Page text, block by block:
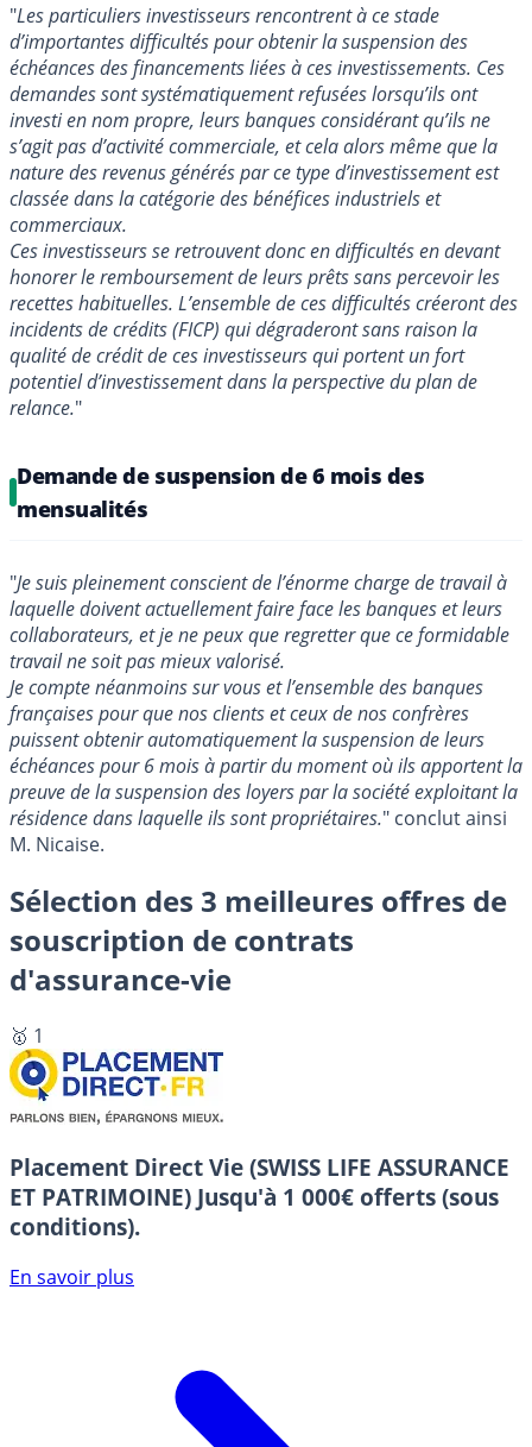
"Les particuliers investisseurs rencontrent à ce stade
d’importantes difficultés pour obtenir la suspension des
échéances des financements liées à ces investissements. Ces
demandes sont systématiquement refusées lorsqu’ils ont
investi en nom propre, leurs banques considérant qu’ils ne
s’agit pas d’activité commerciale, et cela alors même que la
nature des revenus générés par ce type d’investissement est
classée dans la catégorie des bénéfices industriels et
commerciaux.
Ces investisseurs se retrouvent donc en difficultés en devant
honorer le remboursement de leurs prêts sans percevoir les
recettes habituelles. L’ensemble de ces difficultés créeront des
incidents de crédits (FICP) qui dégraderont sans raison la
qualité de crédit de ces investisseurs qui portent un fort
potentiel d’investissement dans la perspective du plan de
relance."
Demande de suspension de 6 mois des
mensualités
"Je suis pleinement conscient de l’énorme charge de travail à
laquelle doivent actuellement faire face les banques et leurs
collaborateurs, et je ne peux que regretter que ce formidable
travail ne soit pas mieux valorisé.
Je compte néanmoins sur vous et l’ensemble des banques
françaises pour que nos clients et ceux de nos confrères
puissent obtenir automatiquement la suspension de leurs
échéances pour 6 mois à partir du moment où ils apportent la
preuve de la suspension des loyers par la société exploitant la
résidence dans laquelle ils sont propriétaires." conclut ainsi
M. Nicaise.
Sélection des 3 meilleures offres de
souscription de contrats
d'assurance-vie
🥇 1
Placement Direct Vie (SWISS LIFE ASSURANCE
ET PATRIMOINE) Jusqu'à 1 000€ offerts (sous
conditions).
En savoir plus